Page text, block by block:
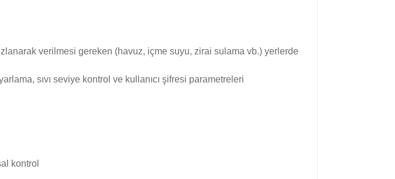
verilmesi gereken (havuz, içme suyu, zirai sulama vb.) yerlerde
sıvı seviye kontrol ve kullanıcı şifresi parametreleri
kontrol